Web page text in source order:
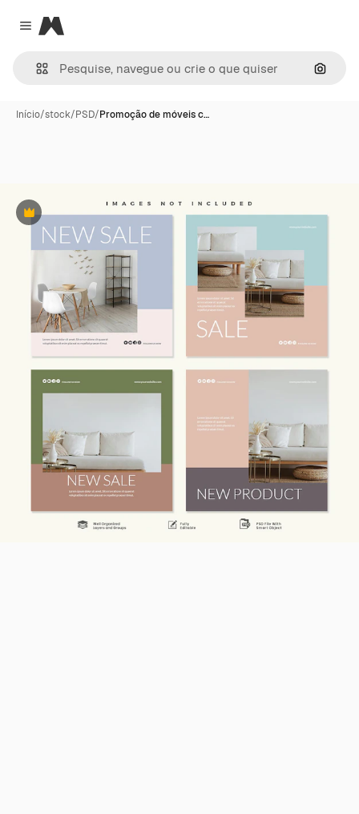
Close menu
Magnific
Início/stock/PSD/Promoção de móveis c…
Premium